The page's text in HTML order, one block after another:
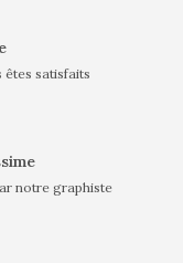
êtes satisfaits
notre graphiste